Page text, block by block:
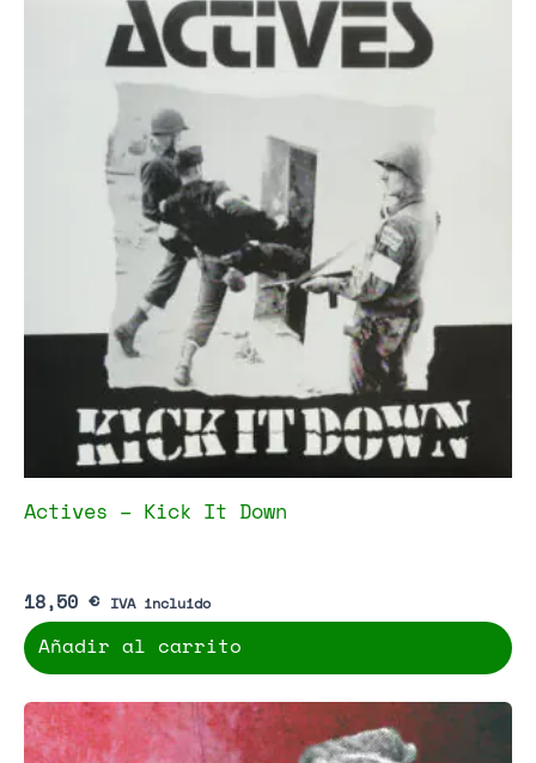
Actives – Kick It Down
18,50 € IVA incluido
Añadir al carrito